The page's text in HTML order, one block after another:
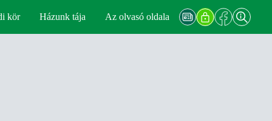
kör Házunk tája Az olvasó oldala